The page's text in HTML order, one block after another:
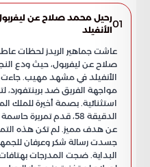
01رحيل محمد صلاح عن
الأنفيلد
عاشت جماهير الريدز لحظات
صلاح عن ليفربول، حيث ودع
الأنفيلد في مشهد مهيب.
مواجهة الفريق ضد برينتفورد،
استثنائية. بصمة أخيرة للملك
الدقيقة 58، قدم
عن هدف مميز. لم تكن هذه
جسدت رسالة شكر وعرفان
البداية. ضجت المدرجات